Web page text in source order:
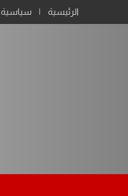
الرئيسية سياسية